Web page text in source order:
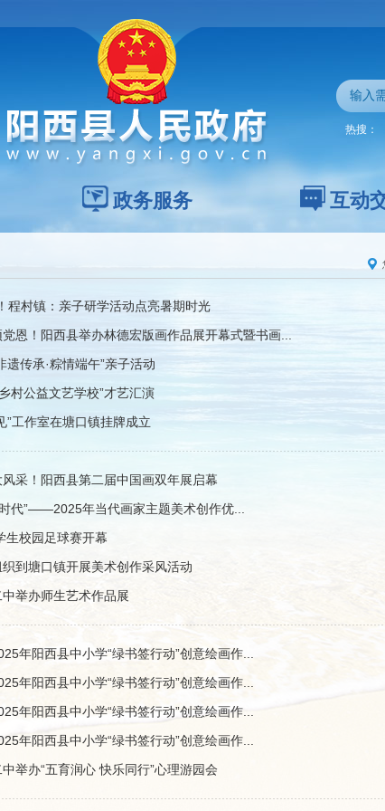
热搜：
政务服务 互动
程村镇：亲子研学活动点亮暑期时光
恩！阳西县举办林德宏版画作品展开幕式暨书画...
遗传承·粽情端午”亲子活动
村公益文艺学校”才艺汇演
”工作室在塘口镇挂牌成立
采！阳西县第二届中国画双年展启幕
代”——2025年当代画家主题美术创作优...
生校园足球赛开幕
到塘口镇开展美术创作采风活动
举办师生艺术作品展
年阳西县中小学“绿书签行动”创意绘画作...
年阳西县中小学“绿书签行动”创意绘画作...
年阳西县中小学“绿书签行动”创意绘画作...
年阳西县中小学“绿书签行动”创意绘画作...
举办“五育润心 快乐同行”心理游园会